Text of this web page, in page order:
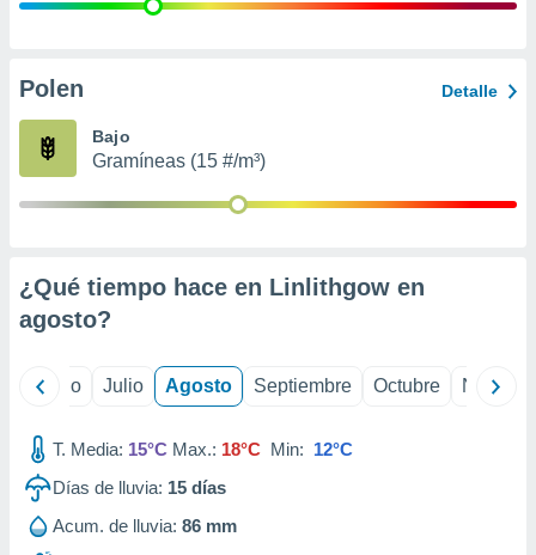
e
publicidad
Polen Detalle
Bajo
Gramíneas (15 #/m³)
¿Qué tiempo hace en Linlithgow en
agosto?
Junio Julio Agosto Septiembre Octubre
T. Media: 15°C Max.: 18°C Min: 12°C
Días de lluvia: 15 días
Acum. de lluvia: 86 mm